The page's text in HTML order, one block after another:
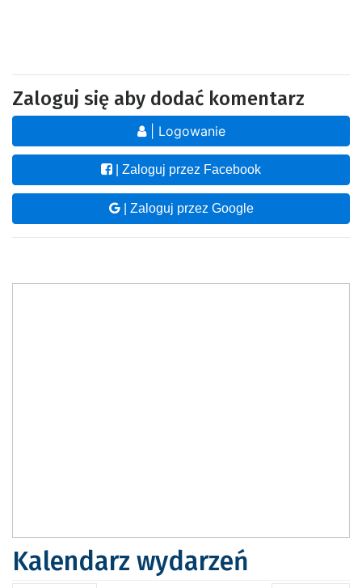
Zaloguj się aby dodać komentarz
| Logowanie
| Zaloguj przez Facebook
| Zaloguj przez Google
Kalendarz wydarzeń